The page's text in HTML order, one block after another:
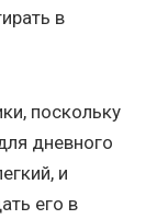
в
поскольку
дневного
и
его в